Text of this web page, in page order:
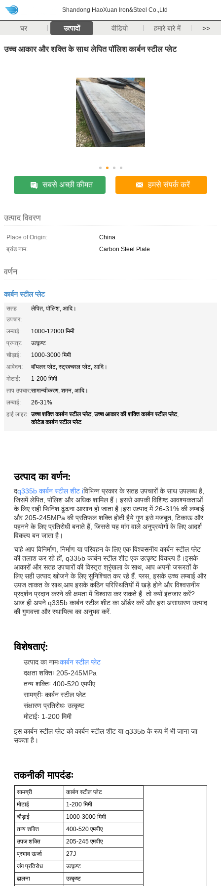
Shandong HaoXuan Iron&Steel Co.,Ltd
घर उत्पादों वीडियो हमारे बारे में >>
उच्च आकार और शक्ति के साथ लेपित पॉलिश कार्बन स्टील प्लेट
सबसे अच्छी कीमत हमसे संपर्क करें
उत्पाद विवरण
Place of Origin:
China
ब्रांड नाम:
Carbon Steel Plate
वर्णन
कार्बन स्टील प्लेट
सतह
उपचार:
लेपित, पॉलिश, आदि।
लम्बाई:
1000-12000 मिमी
प्रपत्र:
उत्कृष्ट
चौड़ाई:
1000-3000 मिमी
आवेदन:
बॉयलर प्लेट, स्ट्रक्चरल प्लेट, आदि।
मोटाई:
1-200 मिमी
ताप उपचार:सामान्यीकरण, शमन, आदि।
लम्बाई:
26-31%
हाई लाइट: उच्च शक्ति कार्बन स्टील प्लेट,उच्च आकार की शक्ति कार्बन स्टील प्लेट,
कोटेड कार्बन स्टील प्लेट
उत्पाद का वर्णन:
दq335b कार्बन स्टील शीट iविभिन्न प्रकार के सतह उपचारों के साथ उपलब्ध है,
जिसमें लेपित, पॉलिश और अधिक शामिल हैं। इससे आपकी विशिष्ट आवश्यकताओं
के लिए सही फिनिश ढूंढना आसान हो जाता है।इस उत्पाद में 26-31% की लम्बाई
और 205-245MPa की प्रतिफल शक्ति होती हैये गुण इसे मजबूत, टिकाऊ और
पहनने के लिए प्रतिरोधी बनाते हैं, जिससे यह मांग वाले अनुप्रयोगों के लिए आदर्श
विकल्प बन जाता है।
चाहे आप विनिर्माण, निर्माण या परिवहन के लिए एक विश्वसनीय कार्बन स्टील प्लेट
की तलाश कर रहे हों, q335b कार्बन स्टील शीट एक उत्कृष्ट विकल्प है।इसके
आकारों और सतह उपचारों की विस्तृत श्रृंखला के साथ, आप अपनी जरूरतों के
लिए सही उत्पाद खोजने के लिए सुनिश्चित कर रहे हैं. प्लस, इसके उच्च लम्बाई और
उपज ताकत के साथ,आप इसके कठिन परिस्थितियों में खड़े होने और विश्वसनीय
प्रदर्शन प्रदान करने की क्षमता में विश्वास कर सकते हैं. तो क्यों इंतजार करें?
आज ही अपने q335b कार्बन स्टील शीट का ऑर्डर करें और इस असाधारण उत्पाद
की गुणवत्ता और स्थायित्व का अनुभव करें.
विशेषताएं:
उत्पाद का नामःकार्बन स्टील प्लेट
दक्षता शक्तिः 205-245MPa
तन्य शक्तिः 400-520 एमपीए
सामग्रीः कार्बन स्टील प्लेट
संक्षारण प्रतिरोधः उत्कृष्ट
मोटाईः 1-200 मिमी
इस कार्बन स्टील प्लेट को कार्बन स्टील शीट या q335b के रूप में भी जाना जा
सकता है।
तकनीकी मापदंडः
सामग्री
कार्बन स्टील प्लेट
मोटाई
1-200 मिमी
चौड़ाई
1000-3000 मिमी
तन्य शक्ति
400-520 एमपीए
उपज शक्ति
205-245 एमपीए
प्रभाव ऊर्जा
27J
जंग प्रतिरोध
उत्कृष्ट
ढालना
उत्कृष्ट